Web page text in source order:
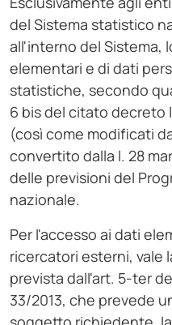
del Sistema statistico
all'interno del Sistema,
elementari e di dati
statistiche, secondo
6 bis del citato decreto
(così come modificati
convertito dalla l. 28
delle previsioni del
nazionale.
Per l'accesso ai dati
ricercatori esterni, vale
prevista dall'art. 5-ter
33/2013, che prevede